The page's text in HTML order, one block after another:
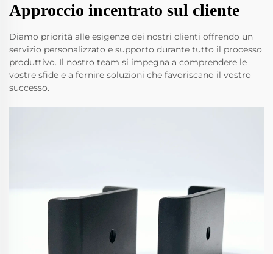
Approccio incentrato sul cliente
Diamo priorità alle esigenze dei nostri clienti offrendo un
servizio personalizzato e supporto durante tutto il processo
produttivo. Il nostro team si impegna a comprendere le
vostre sfide e a fornire soluzioni che favoriscano il vostro
successo.